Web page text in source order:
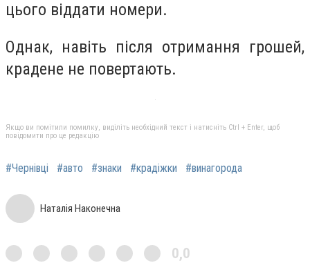
цього віддати номери.
Однак, навіть після отримання грошей,
крадене не повертають.
Якщо ви помітили помилку, виділіть необхідний текст і натисніть Ctrl + Enter, щоб
повідомити про це редакцію
#Чернівці #авто #знаки #крадіжки #винагорода
Наталія Наконечна
0,0